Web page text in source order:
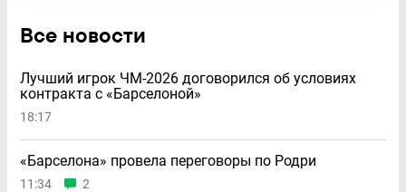
Все новости
Лучший игрок ЧМ-2026 договорился об условиях
контракта с «Барселоной»
18:17
«Барселона» провела переговоры по Родри
11:34 2